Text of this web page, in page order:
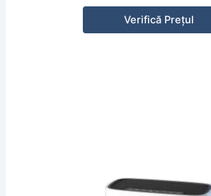
Verifică Prețul